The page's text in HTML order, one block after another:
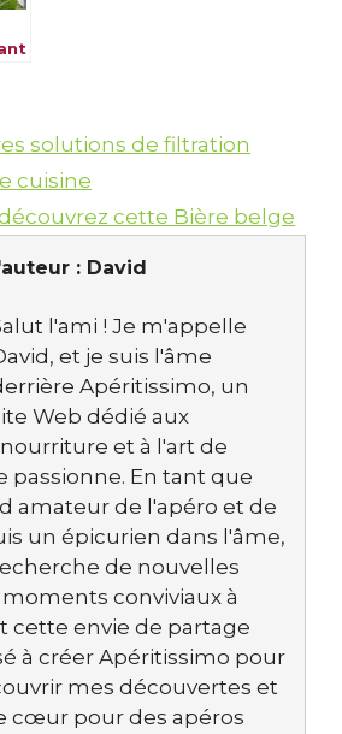
solutions de filtration
cuisine
cette Bière belge
: David
l'ami ! Je m'appelle
et je suis l'âme
Apéritissimo, un
Web dédié aux
et à l'art de
passionne. En tant que
amateur de l'apéro et de
un épicurien dans l'âme,
de nouvelles
conviviaux à
cette envie de partage
à créer Apéritissimo pour
mes découvertes et
cœur pour des apéros